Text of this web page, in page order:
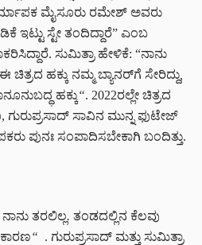
ಮೈಸೂರು ರಮೇಶ್ ಅವರು
ಇಟ್ಟು ಸ್ಟೇ ತಂದಿದ್ದಾರೆ” ಎಂಬ
ಸುಮಿತ್ರಾ ಹೇಳಿಕೆ: “ನಾನು
ಈ ಚಿತ್ರದ ಹಕ್ಕು ನಮ್ಮ ಬ್ಯಾನರ್‌ಗೆ ಸೇರಿದ್ದು
ಹಕ್ಕು“. 2022ರಲ್ಲೇ ಚಿತ್ರದ
ಸಾವಿನ ಮುನ್ನ ಫುಟೇಜ್
ಪುನಃ ಸಂಪಾದಿಸಬೇಕಾಗಿ ಬಂದಿತ್ತು.
ತರಲಿಲ್ಲ. ತಂಡದಲ್ಲಿನ ಕೆಲವು
“ . ಗುರುಪ್ರಸಾದ್ ಮತ್ತು ಸುಮಿತ್ರಾ